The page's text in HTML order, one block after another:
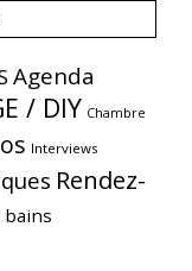
Agenda
/ DIY Chambre
Interviews
Rendez-
bains